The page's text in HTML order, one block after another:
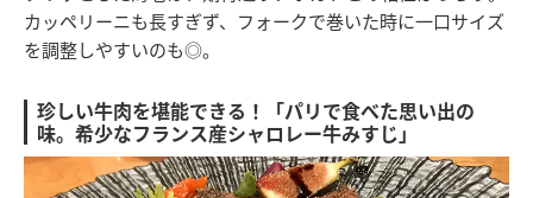
カッペリーニも長すぎず、フォークで巻いた時に一口サイズ
を調整しやすいのも◎。
珍しい牛肉を堪能できる！「パリで食べた思い出の
味。希少なフランス産シャロレー牛みすじ」